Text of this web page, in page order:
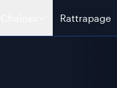
Rattrapage